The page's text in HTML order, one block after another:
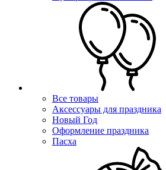
Все товары
Аксессуары для праздника
Новый Год
Оформление праздника
Пасха